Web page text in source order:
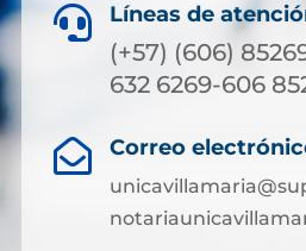
 Líneas de
(+57) (606)
632 6269-606
 Correo